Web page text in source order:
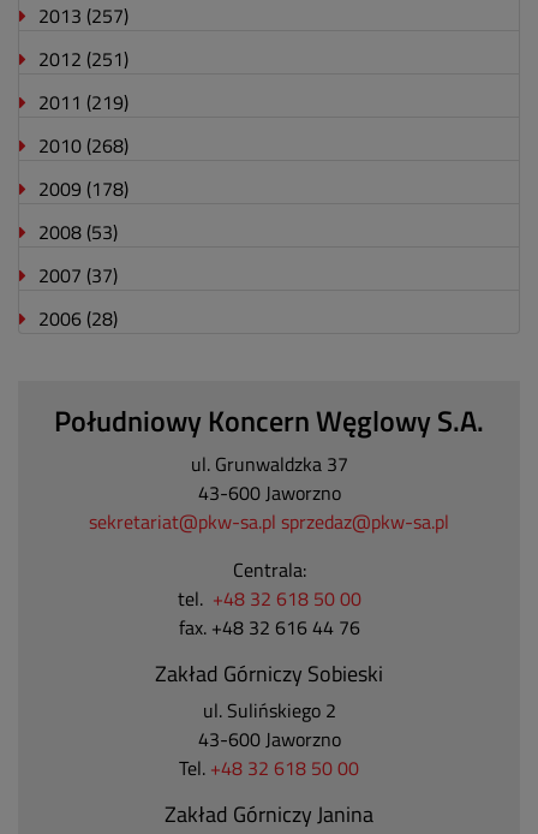
2013 (257)
2012 (251)
2011 (219)
2010 (268)
2009 (178)
2008 (53)
2007 (37)
2006 (28)
Południowy Koncern Węglowy S.A.
ul. Grunwaldzka 37
43-600 Jaworzno
sekretariat@pkw-sa.pl sprzedaz@pkw-sa.pl
Centrala:
tel. +48 32 618 50 00
fax. +48 32 616 44 76
Zakład Górniczy Sobieski
ul. Sulińskiego 2
43-600 Jaworzno
Tel. +48 32 618 50 00
Zakład Górniczy Janina